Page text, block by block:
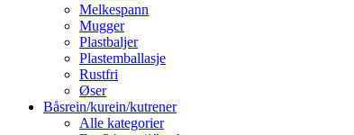
Melkespann
Mugger
Plastbaljer
Plastemballasje
Rustfri
Øser
Båsrein/kurein/kutrener
Alle kategorier